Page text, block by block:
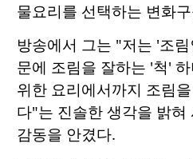
물요리를 선택하는 변화
방송에서 그는 "저는 '조
문에 조림을 잘하는 '척'
위한 요리에서까지 조림
다"는 진솔한 생각을 밝
감동을 안겼다.